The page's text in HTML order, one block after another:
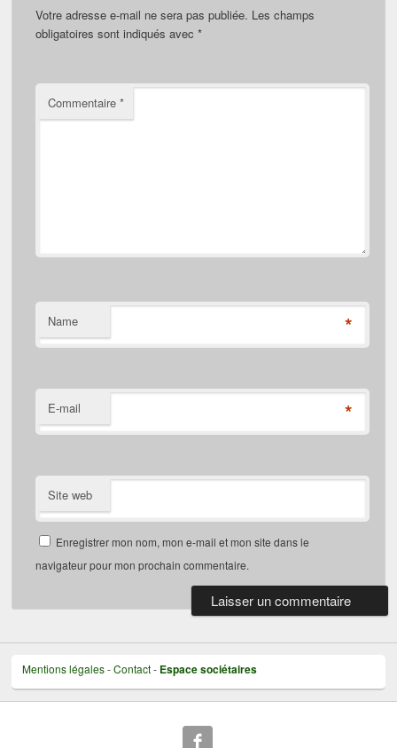
Votre adresse e-mail ne sera pas publiée. Les champs
obligatoires sont indiqués avec*
Commentaire*
Name *
E-mail *
Site web
Enregistrer mon nom, mon e-mail et mon site dans le
navigateur pour mon prochain commentaire.
Mentions légales-Contact- Espace sociétaires